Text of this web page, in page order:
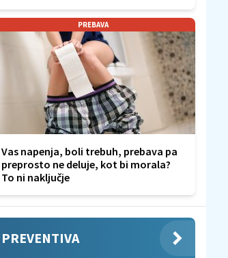
PREBAVA
Vas napenja, boli trebuh, prebava pa
preprosto ne deluje, kot bi morala?
To ni naključje
PREVENTIVA